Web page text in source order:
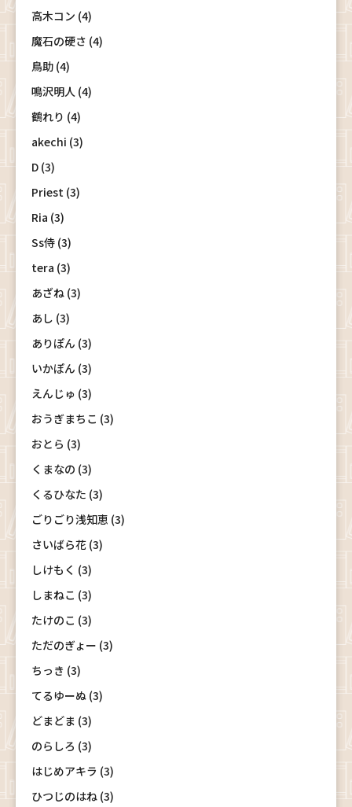
高木コン (4)
魔石の硬さ (4)
鳥助 (4)
鳴沢明人 (4)
鶴れり (4)
akechi (3)
D (3)
Priest (3)
Ria (3)
Ss侍 (3)
tera (3)
あざね (3)
あし (3)
ありぽん (3)
いかぽん (3)
えんじゅ (3)
おうぎまちこ (3)
おとら (3)
くまなの (3)
くるひなた (3)
ごりごり浅知恵 (3)
さいばら花 (3)
しけもく (3)
しまねこ (3)
たけのこ (3)
ただのぎょー (3)
ちっき (3)
てるゆーぬ (3)
どまどま (3)
のらしろ (3)
はじめアキラ (3)
ひつじのはね (3)